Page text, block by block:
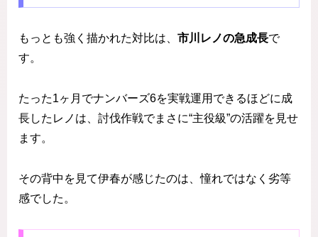
もっとも強く描かれた対比は、 市川レノの急成長で
す。
たった1ヶ月でナンバーズ6を実戦運用できるほどに成
長したレノは、討伐作戦でまさに“主役級”の活躍を見せ
ます。
その背中を見て伊春が感じたのは、憧れではなく劣等
感でした。